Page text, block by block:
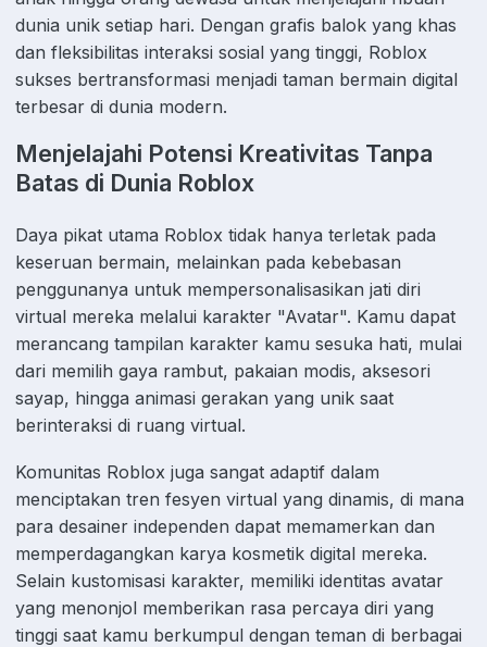
dunia unik setiap hari. Dengan grafis balok yang khas
dan fleksibilitas interaksi sosial yang tinggi, Roblox
sukses bertransformasi menjadi taman bermain digital
terbesar di dunia modern.
Menjelajahi Potensi Kreativitas Tanpa
Batas di Dunia Roblox
Daya pikat utama Roblox tidak hanya terletak pada
keseruan bermain, melainkan pada kebebasan
penggunanya untuk mempersonalisasikan jati diri
virtual mereka melalui karakter "Avatar". Kamu dapat
merancang tampilan karakter kamu sesuka hati, mulai
dari memilih gaya rambut, pakaian modis, aksesori
sayap, hingga animasi gerakan yang unik saat
berinteraksi di ruang virtual.
Komunitas Roblox juga sangat adaptif dalam
menciptakan tren fesyen virtual yang dinamis, di mana
para desainer independen dapat memamerkan dan
memperdagangkan karya kosmetik digital mereka.
Selain kustomisasi karakter, memiliki identitas avatar
yang menonjol memberikan rasa percaya diri yang
tinggi saat kamu berkumpul dengan teman di berbagai